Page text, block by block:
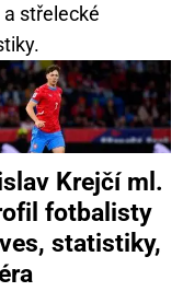
a střelecké
Krejčí ml.
fotbalisty
statistiky,